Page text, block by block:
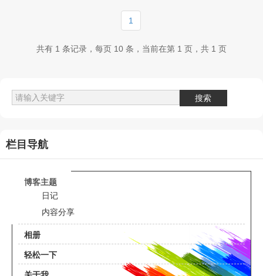
1
共有 1 条记录，每页 10 条，当前在第 1 页，共 1 页
栏目导航
博客主题
日记
内容分享
相册
轻松一下